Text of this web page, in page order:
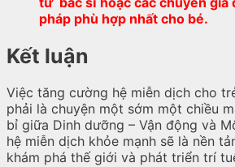
pháp phù hợp nhất cho bé.
Kết luận
Việc tăng cường hệ miễn dịch cho
phải là chuyện một sớm một chiều
bỉ giữa Dinh dưỡng – Vận động và
hệ miễn dịch khỏe mạnh sẽ là nền
khám phá thế giới và phát triển trí